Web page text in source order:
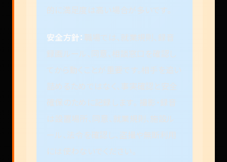
的に満足度は高い場合が多いです。
安全方針： 職場では、就業規則、録音
録画ルール、同意、相談窓口を確認し
てから動くことが重要です。相手を追い
詰めるためではなく、事実確認と安全
確保のために記録します。 撮影・録音
は設置場所、同意、就業規則、施設ル
ール、法令を確認し、盗撮や無断利用
には使わないでください。